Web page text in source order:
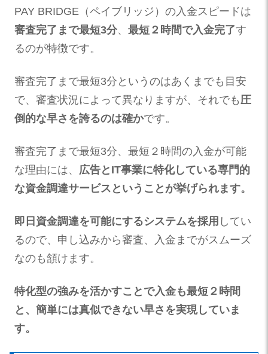
PAY BRIDGE（ペイブリッジ）の入金スピードは
審査完了まで最短3分、 最短２時間で入金完了す
るのが特徴です。
審査完了まで最短3分というのはあくまでも目安
で、審査状況によって異なりますが、それでも 圧
倒的な早さを誇るのは確かです。
審査完了まで最短3分、最短２時間の入金が可能
な理由には、 広告とIT事業に特化している専門的
な資金調達サービスということが挙げられます。
即日資金調達を可能にするシステムを採用 してい
るので、申し込みから審査、入金までがスムーズ
なのも頷けます。
特化型の強みを活かすことで入金も最短２時間
と、簡単には真似できない早さを実現していま
す。